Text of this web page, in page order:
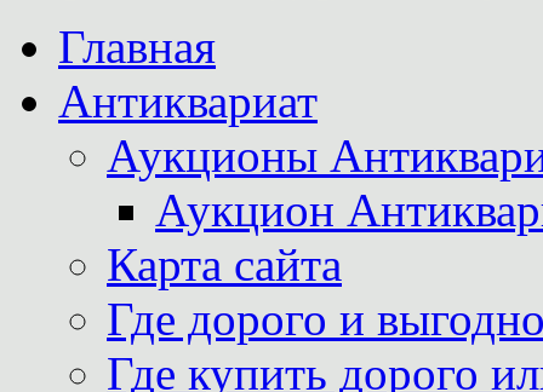
Главная
Антиквариат
Аукционы
Аукцион
Карта сайта
Где дорого и
Где купить дорого